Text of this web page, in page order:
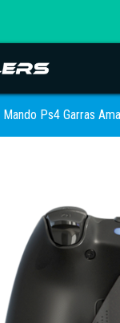
Mando Ps4 Garras